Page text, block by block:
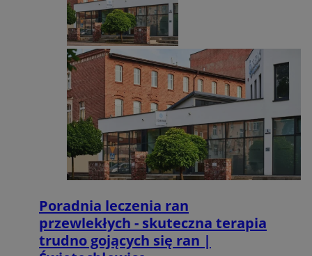
Poradnia leczenia ran
przewlekłych - skuteczna terapia
trudno gojących się ran |